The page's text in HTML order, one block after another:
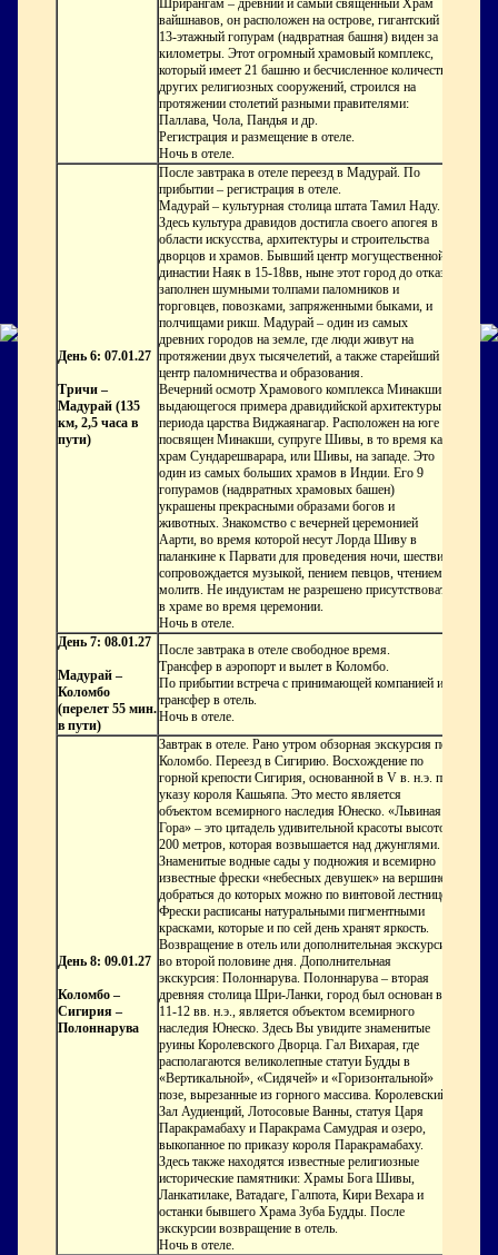
Шрирангам – древний и самый священный Храм
вайшнавов, он расположен на острове, гигантский
13-этажный гопурам (надвратная башня) виден за
километры. Этот огромный храмовый комплекс,
который имеет 21 башню и бесчисленное количество
других религиозных сооружений, строился на
протяжении столетий разными правителями:
Паллава, Чола, Пандья и др.
Регистрация и размещение в отеле.
Ночь в отеле.
День 6: 07.01.27
Тричи –
Мадурай (135
км, 2,5 часа в
пути)
После завтрака в отеле переезд в Мадурай. По
прибытии – регистрация в отеле.
Мадурай – культурная столица штата Тамил Наду.
Здесь культура дравидов достигла своего апогея в
области искусства, архитектуры и строительства
дворцов и храмов. Бывший центр могущественной
династии Наяк в 15-18вв, ныне этот город до отказа
заполнен шумными толпами паломников и
торговцев, повозками, запряженными быками, и
полчищами рикш. Мадурай – один из самых
древних городов на земле, где люди живут на
протяжении двух тысячелетий, а также старейший
центр паломничества и образования.
Вечерний осмотр Храмового комплекса Минакши
выдающегося примера дравидийской архитектуры
периода царства Виджаянагар. Расположен на юге и
посвящен Минакши, супруге Шивы, в то время как
храм Сундарешварара, или Шивы, на западе. Это
один из самых больших храмов в Индии. Его 9
гопурамов (надвратных храмовых башен)
украшены прекрасными образами богов и
животных. Знакомство с вечерней церемонией
Аарти, во время которой несут Лорда Шиву в
паланкине к Парвати для проведения ночи, шествие
сопровождается музыкой, пением певцов, чтением
молитв. Не индуистам не разрешено присутствовать
в храме во время церемонии.
Ночь в отеле.
День 7: 08.01.27
Мадурай –
Коломбо
(перелет 55 мин.
в пути)
После завтрака в отеле свободное время.
Трансфер в аэропорт и вылет в Коломбо.
По прибытии встреча с принимающей компанией и
трансфер в отель.
Ночь в отеле.
День 8: 09.01.27
Коломбо –
Сигирия –
Полоннарува
Завтрак в отеле. Рано утром обзорная экскурсия по
Коломбо. Переезд в Сигирию. Восхождение по
горной крепости Сигирия, основанной в V в. н.э. по
указу короля Кашьяпа. Это место является
объектом всемирного наследия Юнеско. «Львиная
Гора» – это цитадель удивительной красоты высотой
200 метров, которая возвышается над джунглями.
Знаменитые водные сады у подножия и всемирно
известные фрески «небесных девушек» на вершине,
добраться до которых можно по винтовой лестнице.
Фрески расписаны натуральными пигментными
красками, которые и по сей день хранят яркость.
Возвращение в отель или дополнительная экскурсия
во второй половине дня. Дополнительная
экскурсия: Полоннарува. Полоннарува – вторая
древняя столица Шри-Ланки, город был основан в
11-12 вв. н.э., является объектом всемирного
наследия Юнеско. Здесь Вы увидите знаменитые
руины Королевского Дворца. Гал Вихарая, где
располагаются великолепные статуи Будды в
«Вертикальной», «Сидячей» и «Горизонтальной»
позе, вырезанные из горного массива. Королевский
Зал Аудиенций, Лотосовые Ванны, статуя Царя
Паракрамабаху и Паракрама Самудрая и озеро,
выкопанное по приказу короля Паракрамабаху.
Здесь также находятся известные религиозные
исторические памятники: Храмы Бога Шивы,
Ланкатилаке, Ватадаге, Галпота, Кири Вехара и
останки бывшего Храма Зуба Будды. После
экскурсии возвращение в отель.
Ночь в отеле.